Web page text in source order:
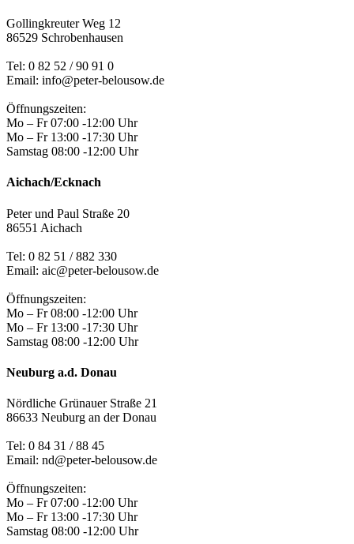
Gollingkreuter Weg 12
86529 Schrobenhausen
Tel: 0 82 52 / 90 91 0
Email: info@peter-belousow.de
Öffnungszeiten:
Mo – Fr 07:00 -12:00 Uhr
Mo – Fr 13:00 -17:30 Uhr
Samstag 08:00 -12:00 Uhr
Aichach/Ecknach
Peter und Paul Straße 20
86551 Aichach
Tel: 0 82 51 / 882 330
Email: aic@peter-belousow.de
Öffnungszeiten:
Mo – Fr 08:00 -12:00 Uhr
Mo – Fr 13:00 -17:30 Uhr
Samstag 08:00 -12:00 Uhr
Neuburg a.d. Donau
Nördliche Grünauer Straße 21
86633 Neuburg an der Donau
Tel: 0 84 31 / 88 45
Email: nd@peter-belousow.de
Öffnungszeiten:
Mo – Fr 07:00 -12:00 Uhr
Mo – Fr 13:00 -17:30 Uhr
Samstag 08:00 -12:00 Uhr